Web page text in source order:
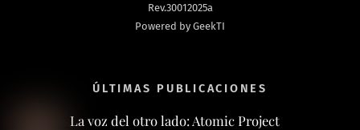
Rev.30012025a
Powered by GeekTI
ÚLTIMAS PUBLICACIONES
La voz del otro lado: Atomic Project